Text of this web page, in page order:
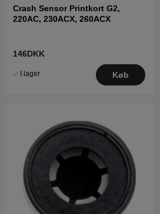
Crash Sensor Printkort G2,
220AC, 230ACX, 260ACX
146DKK
I lager Køb